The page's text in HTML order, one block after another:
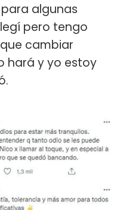
algunas
pero tengo
cambiar
hará y yo estoy